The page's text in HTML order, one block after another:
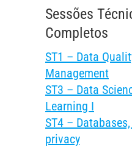
Sessões
Completos
ST1 – Data
Management
ST3 – Data
Learning I
ST4 –
privacy